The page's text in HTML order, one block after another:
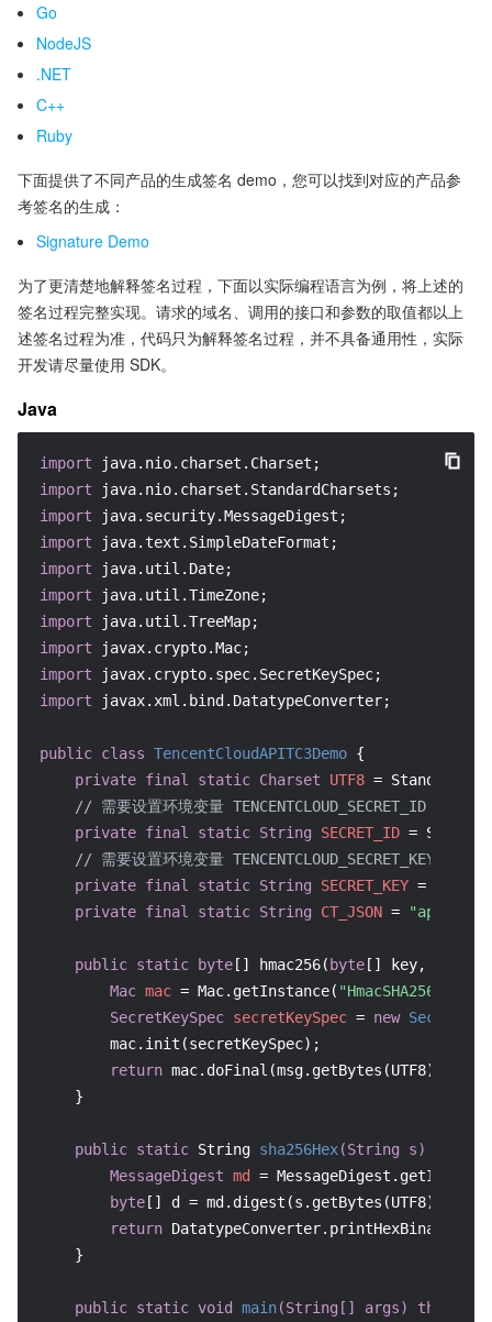
Go
NodeJS
.NET
C++
Ruby
下面提供了不同产品的生成签名 demo，您可以找到对应的产品参
考签名的生成：
Signature Demo
为了更清楚地解释签名过程，下面以实际编程语言为例，将上述的
签名过程完整实现。请求的域名、调用的接口和参数的取值都以上
述签名过程为准，代码只为解释签名过程，并不具备通用性，实际
开发请尽量使用 SDK。
Java
import
import
import
import
import
import
import
import
import
import javax.xml.bind.DatatypeConverter;
public class TencentCloudAPITC3Demo {
private final static Charset UTF8 =
// 需要设置环境变量
private final static String SECRET_ID =
// 需要设置环境变量
private final static String SECRET_KEY =
private final static String CT_JSON =
public static byte [] hmac256( byte [] key, String
Mac mac = Mac.getInstance( "HmacSHA256"
SecretKeySpec secretKeySpec = new
        mac.init(secretKeySpec);
return mac.doFinal(msg.getBytes(UTF8));
    }
public static String sha256Hex(String s)
MessageDigest md =
byte [] d = md.digest(s.getBytes(UTF8));
return
    }
public static void main(String[] args) throws